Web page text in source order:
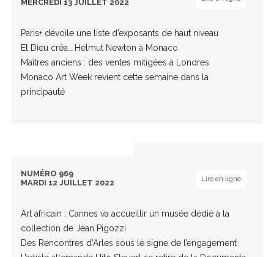
MERCREDI 13 JUILLET 2022
Paris+ dévoile une liste d’exposants de haut niveau
Et Dieu créa… Helmut Newton à Monaco
Maîtres anciens : des ventes mitigées à Londres
Monaco Art Week revient cette semaine dans la
principauté
NUMÉRO 969
MARDI 12 JUILLET 2022
Lire en ligne
Art africain : Cannes va accueillir un musée dédié à la
collection de Jean Pigozzi
Des Rencontres d’Arles sous le signe de l’engagement